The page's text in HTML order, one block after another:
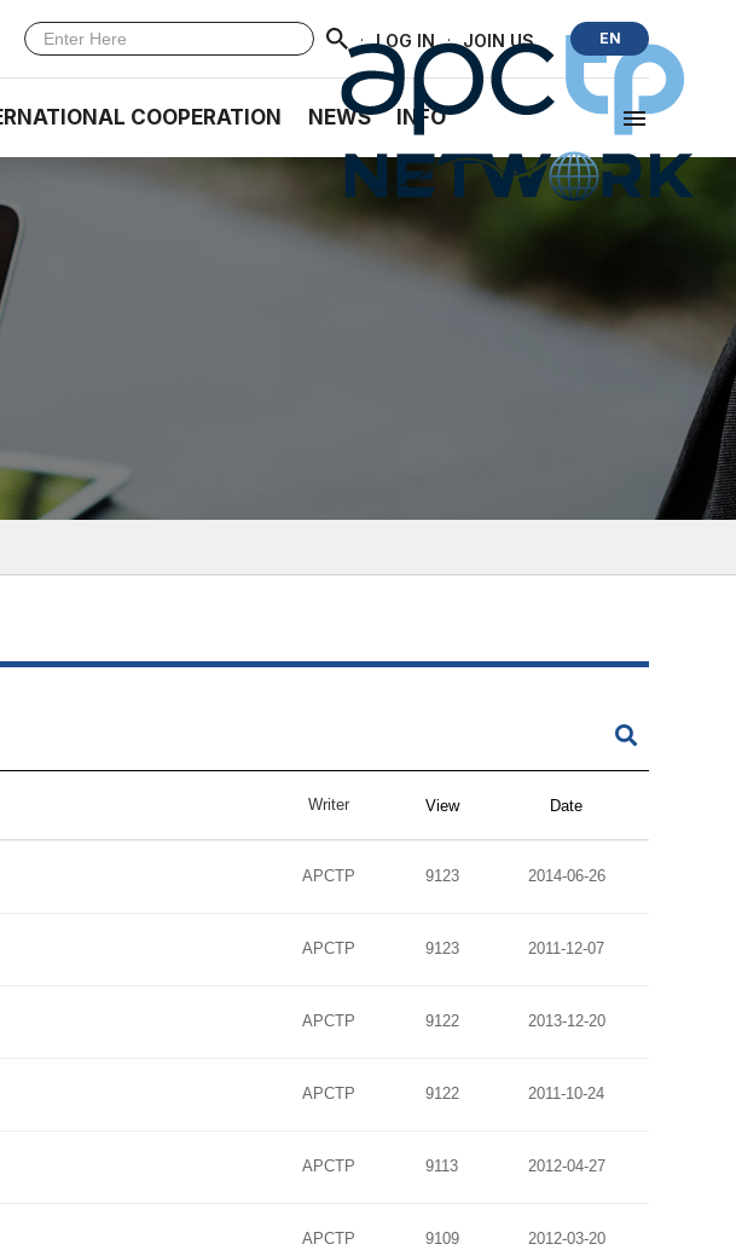
· LOG IN · JOIN US EN
COOPERATION NEWS INFO
Writer View Date
APCTP 9123 2014-06-26
APCTP 9123 2011-12-07
APCTP 9122 2013-12-20
APCTP 9122 2011-10-24
APCTP 9113 2012-04-27
APCTP 9109 2012-03-20